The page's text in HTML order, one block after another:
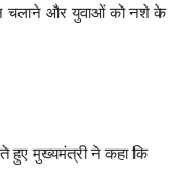
चलाने और युवाओं को नशे के
हुए मुख्यमंत्री ने कहा कि